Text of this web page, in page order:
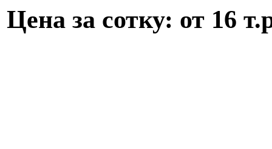
Цена за сотку: от 16